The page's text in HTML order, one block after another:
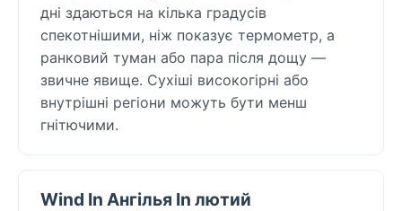
дні здаються на кілька градусів
спекотнішими, ніж показує термометр, а
ранковий туман або пара після дощу —
звичне явище. Сухіші високогірні або
внутрішні регіони можуть бути менш
гнітючими.
Wind In Ангілья In лютий